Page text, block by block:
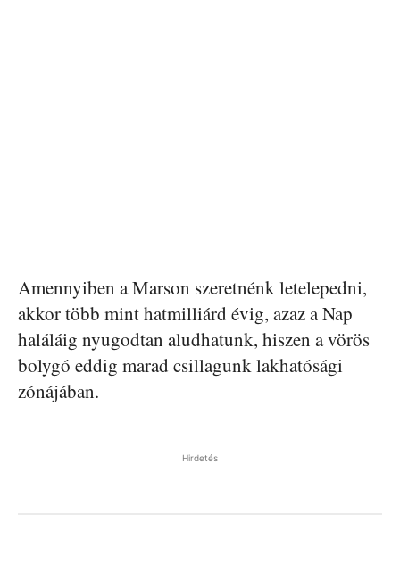
Amennyiben a Marson szeretnénk letelepedni,
akkor több mint hatmilliárd évig, azaz a Nap
haláláig nyugodtan aludhatunk, hiszen a vörös
bolygó eddig marad csillagunk lakhatósági
zónájában.
Hirdetés